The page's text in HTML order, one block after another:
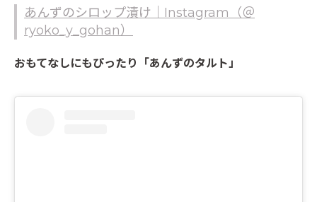
あんずのシロップ漬け｜Instagram（＠
ryoko_y_gohan）
おもてなしにもぴったり「あんずのタルト」